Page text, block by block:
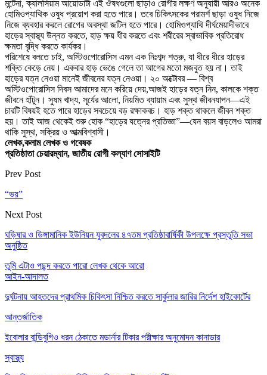
মন্টেনা, ক্যালসিয়াম আয়োডাটা এই ঔষধগুলো ছাড়াও রোগীর লক্ষণ অনুযায়ী আরও অনেক
হোমিওপ্যাথিক ওষুধ প্রয়োগ করা হতে পারে। তবে চিকিৎসকের পরামর্শ ছাড়া ওষুধ নিজে
নিজে ব্যবহার করলে রোগের অবস্থা জটিল হতে পারে। হোমিওপ্যাথি দীর্ঘমেয়াদীভাবে
হাড়ের স্বাস্থ্য উন্নত করতে, হাড় ক্ষয় ধীর করতে এবং শরীরের স্বাভাবিক প্রতিরোধ
ক্ষমতা বৃদ্ধি করতে কার্যকর।
পরিশেষে বলতে চাই, অস্টিওপোরোসিস এমন এক নিঃশব্দ শত্রু, যা ধীরে ধীরে হাড়ের
শক্তি কেড়ে নেয়। একবার হাড় ভেঙে গেলে তা আগের মতো মজবুত হয় না। তাই
হাড়ের যত্ন নেওয়া মানেই জীবনের যত্ন নেওয়া। ২০ অক্টোবর — বিশ্ব
অস্টিওপোরোসিস দিবস আমাদের মনে করিয়ে দেয়,আজই হাড়ের যত্ন নিন, কালকে শক্ত
জীবনে হাঁটুন। সুষম খাদ্য, সূর্যের আলো, নিয়মিত ব্যায়াম এবং সুস্থ জীবনযাপন—এই
চারটি বিষয়ই হতে পারে হাড়ের সবচেয়ে বড় রক্ষাকবচ। হাড় শক্ত থাকলে জীবন শক্ত
হয়। তাই আজ থেকেই শুরু হোক “হাড়ের যত্নের প্রতিজ্ঞা”—যেন বয়স বাড়লেও আমরা
থাকি সুস্থ, সক্রিয় ও আত্মবিশ্বাসী।
লেখক,কলাম লেখক ও গবেষক
প্রতিষ্ঠাতা চেয়ারম্যান, জাতীয় রোগী কল্যাণ সোসাইটি
Prev Post
“ভয়”
Next Post
ঘড়িষার ও ডিঙ্গামানিক ইউনিয়ন যুবদলের ৪৭তম প্রতিষ্ঠাবার্ষিকী উপলক্ষে প্রস্তুতি সভা
অনুষ্ঠিত
তুমি এটাও পছন্দ করতে পারো লেখক থেকে আরো
আইন-আদালত
দুর্ঘটনায় আহতদের প্রাথমিক চিকিৎসা নিশ্চিত করতে সার্কুলার জারির নির্দেশ হাইকোর্টের
আন্তর্জাতিক
ইবোলার বান্ডিবুগিও ধরন ঠেকাতে মডার্নার টিকার পরীক্ষার অনুমোদন কানাডার
স্বাস্থ্য